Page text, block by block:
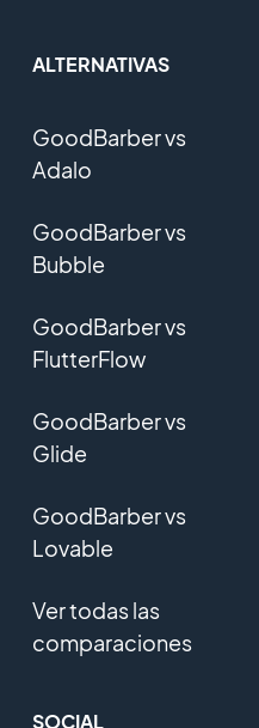
ALTERNATIVAS
GoodBarber vs
Adalo
GoodBarber vs
Bubble
GoodBarber vs
FlutterFlow
GoodBarber vs
Glide
GoodBarber vs
Lovable
Ver todas las
comparaciones
SOCIAL